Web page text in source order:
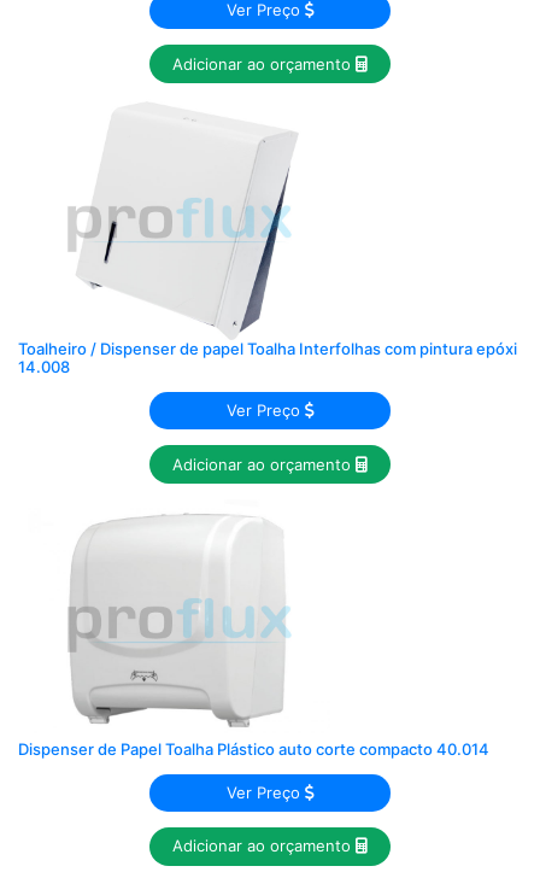
Ver Preço
Adicionar ao orçamento
Toalheiro / Dispenser de papel Toalha Interfolhas com pintura epóxi
14.008
Ver Preço
Adicionar ao orçamento
Dispenser de Papel Toalha Plástico auto corte compacto 40.014
Ver Preço
Adicionar ao orçamento